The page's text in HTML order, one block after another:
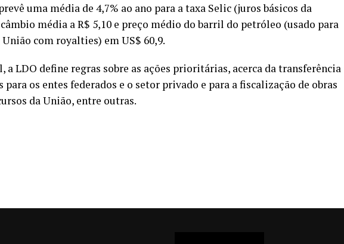
uma média de 4,7% ao ano para a taxa Selic (juros básicos da
média a R$ 5,10 e preço médio do barril do petróleo (usado para
com royalties) em US$ 60,9.
a LDO define regras sobre as ações prioritárias, acerca da transferência
para os entes federados e o setor privado e para a fiscalização de obras
da União, entre outras.